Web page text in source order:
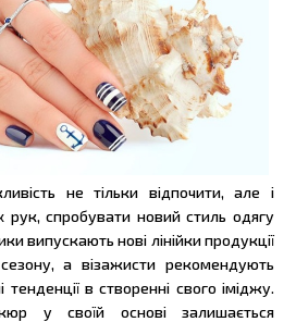
не тільки відпочити, але і
рук, спробувати новий стиль одягу
випускають нові лінійки продукції
а візажисти рекомендують
в створенні свого іміджу.
у своїй основі залишається